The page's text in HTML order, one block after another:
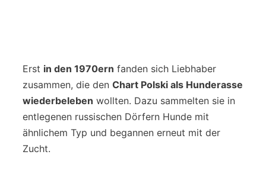
Erst in den 1970ern fanden sich Liebhaber
zusammen, die den Chart Polski als Hunderasse
wiederbeleben wollten. Dazu sammelten sie in
entlegenen russischen Dörfern Hunde mit
ähnlichem Typ und begannen erneut mit der
Zucht.